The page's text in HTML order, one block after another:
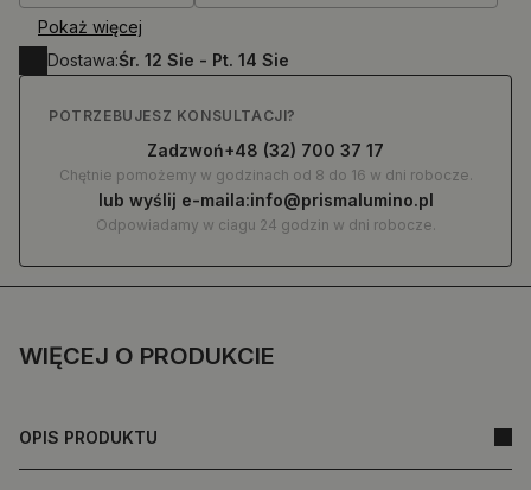
WIĘCEJ O PRODUKCIE
OPIS PRODUKTU
Pokaż więcej
Dostawa:Śr. 12 Sie - Pt. 14 Sie
POTRZEBUJESZ KONSULTACJI?
Zadzwoń+48 (32) 700 37 17
Chętnie pomożemy w godzinach od 8 do 16 w dni robocze.
lub wyślij e-maila:info@prismalumino.pl
Odpowiadamy w ciagu 24 godzin w dni robocze.